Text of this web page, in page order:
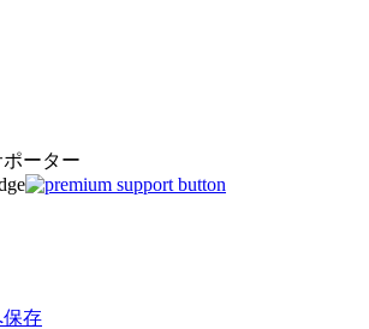
ーター
保存